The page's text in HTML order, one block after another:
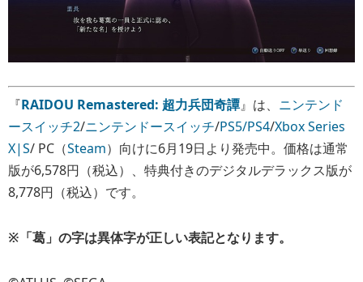
『RAIDOU Remastered: 超力兵団奇譚』は、 ニンテンド
ースイッチ2/ニンテンドースイッチ/PS5/PS4/Xbox Series
X|S/ PC（Steam）向けに6月19日より発売中。価格は通常
版が6,578円（税込）、特典付きのデジタルデラックス版が
8,778円（税込）です。
※「葛」の字は異体字が正しい表記となります。